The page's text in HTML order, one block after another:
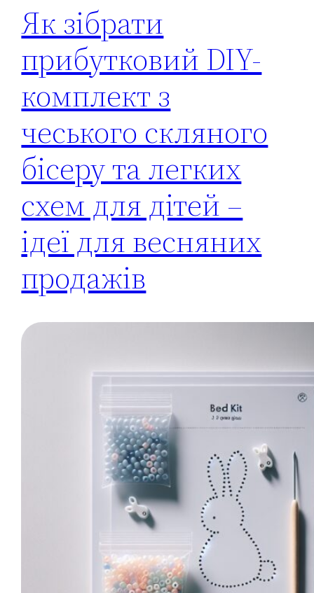
Як зібрати
прибутковий DIY-
комплект з
чеського скляного
бісеру та легких
схем для дітей –
ідеї для весняних
продажів